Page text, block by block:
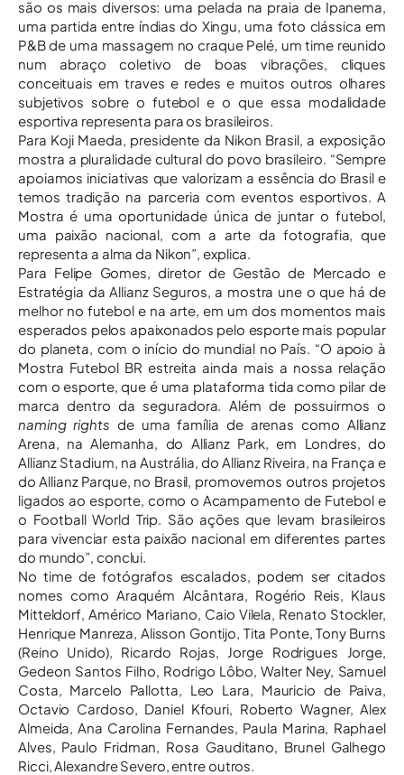
são os mais diversos: uma pelada na praia de Ipanema,
uma partida entre índias do Xingu, uma foto clássica em
P&B de uma massagem no craque Pelé, um time reunido
num abraço coletivo de boas vibrações, cliques
conceituais em traves e redes e muitos outros olhares
subjetivos sobre o futebol e o que essa modalidade
esportiva representa para os brasileiros.
Para Koji Maeda, presidente da Nikon Brasil, a exposição
mostra a pluralidade cultural do povo brasileiro. “Sempre
apoiamos iniciativas que valorizam a essência do Brasil e
temos tradição na parceria com eventos esportivos. A
Mostra é uma oportunidade única de juntar o futebol,
uma paixão nacional, com a arte da fotografia, que
representa a alma da Nikon”, explica.
Para Felipe Gomes, diretor de Gestão de Mercado e
Estratégia da Allianz Seguros, a mostra une o que há de
melhor no futebol e na arte, em um dos momentos mais
esperados pelos apaixonados pelo esporte mais popular
do planeta, com o início do mundial no País. “O apoio à
Mostra Futebol BR estreita ainda mais a nossa relação
com o esporte, que é uma plataforma tida como pilar de
marca dentro da seguradora. Além de possuirmos o
naming rights de uma família de arenas como Allianz
Arena, na Alemanha, do Allianz Park, em Londres, do
Allianz Stadium, na Austrália, do Allianz Riveira, na França e
do Allianz Parque, no Brasil, promovemos outros projetos
ligados ao esporte, como o Acampamento de Futebol e
o Football World Trip. São ações que levam brasileiros
para vivenciar esta paixão nacional em diferentes partes
do mundo”, conclui.
No time de fotógrafos escalados, podem ser citados
nomes como Araquém Alcântara, Rogério Reis, Klaus
Mitteldorf, Américo Mariano, Caio Vilela, Renato Stockler,
Henrique Manreza, Alisson Gontijo, Tita Ponte, Tony Burns
(Reino Unido), Ricardo Rojas, Jorge Rodrigues Jorge,
Gedeon Santos Filho, Rodrigo Lôbo, Walter Ney, Samuel
Costa, Marcelo Pallotta, Leo Lara, Mauricio de Paiva,
Octavio Cardoso, Daniel Kfouri, Roberto Wagner, Alex
Almeida, Ana Carolina Fernandes, Paula Marina, Raphael
Alves, Paulo Fridman, Rosa Gauditano, Brunel Galhego
Ricci, Alexandre Severo, entre outros.